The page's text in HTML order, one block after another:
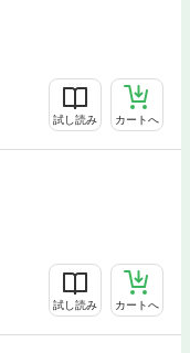
試し読み カートへ
試し読み カートへ